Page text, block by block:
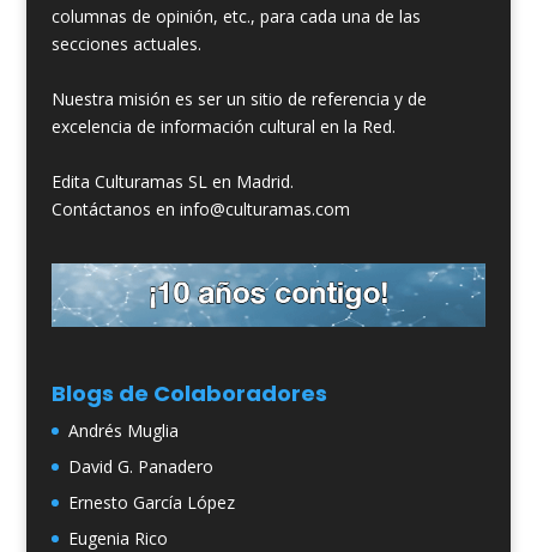
columnas de opinión, etc., para cada una de las
secciones actuales.
Nuestra misión es ser un sitio de referencia y de
excelencia de información cultural en la Red.
Edita Culturamas SL en Madrid.
Contáctanos en info@culturamas.com
Blogs de Colaboradores
Andrés Muglia
David G. Panadero
Ernesto García López
Eugenia Rico